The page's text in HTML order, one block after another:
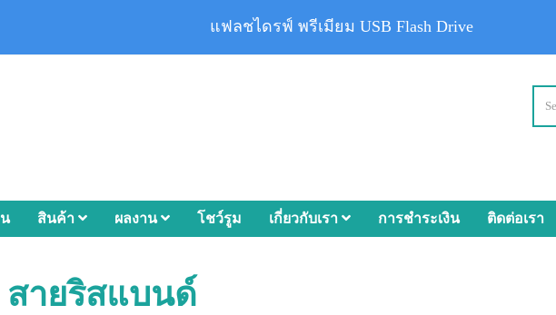
สินค้า ผลงาน โชว์รูม เกี่ยวกับเรา การชำระเงิน ติดต่อเรา
ายริสแบนด์
แฟลชไดรฟ์ พรีเมียม USB Flash Drive